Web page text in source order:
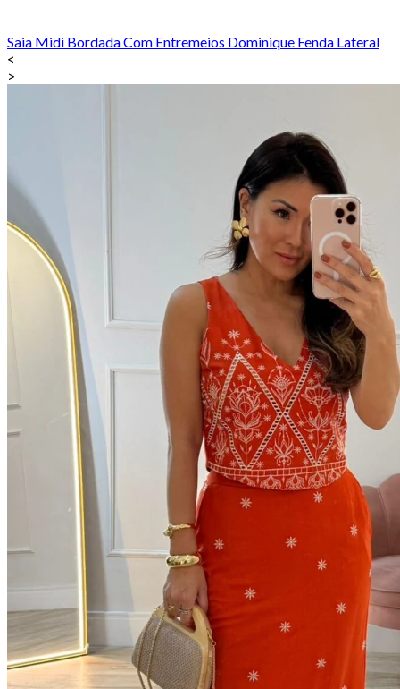
Saia Midi Bordada Com Entremeios Dominique Fenda Lateral
<
>